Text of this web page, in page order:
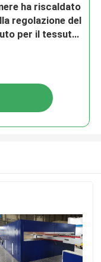
ha riscaldato
regolazione del
per il tessuto